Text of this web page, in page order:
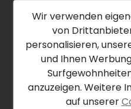
Wir verwenden
von
personalisieren,
und Ihnen
anzuzeigen. Weitere
auf unserer